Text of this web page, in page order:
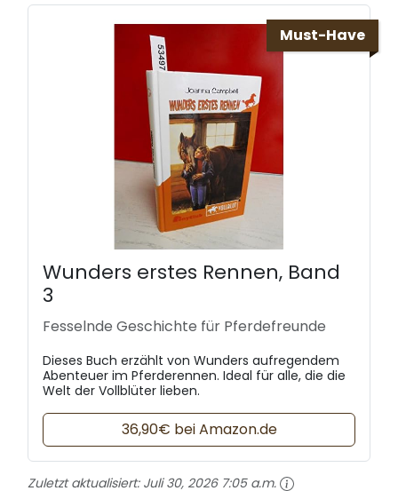
Must-Have
Wunders erstes Rennen, Band
3
Fesselnde Geschichte für Pferdefreunde
Dieses Buch erzählt von Wunders aufregendem
Abenteuer im Pferderennen. Ideal für alle, die die
Welt der Vollblüter lieben.
36,90€ bei Amazon.de
Zuletzt aktualisiert: Juli 30, 2026 7:05 a.m.